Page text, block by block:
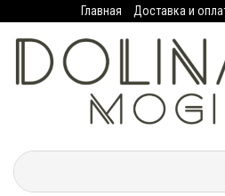
Главная Доставка и